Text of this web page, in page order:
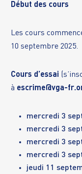
Début des cours
Les cours
10 septembre 2025.
Cours d’essai
à escrime@vga-
mercredi 3
mercredi 3
mercredi 3
mercredi 3
jeudi 11